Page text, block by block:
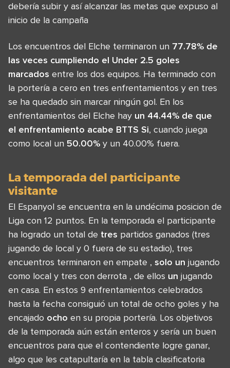
debería subir y así alcanzar las metas que expuso al
inicio de la campaña
Los encuentros del Elche terminaron un 77.78% de
las veces cumpliendo el Under 2.5 goles
marcados entre los dos equipos. Ha terminado con
la portería a cero en tres enfrentamientos y en tres
se ha quedado sin marcar ningún gol. En los
enfrentamientos del Elche hay un 44.44% de que
el enfrentamiento acabe BTTS Si, cuando juega
como local un 50.00% y un 40.00% fuera.
La temporada del participante
visitante
El Espanyol se encuentra en la undécima posicion de
Liga con 12 puntos. En la temporada el participante
ha logrado un total de tres partidos ganados (tres
jugando de local y 0 fuera de su estadio), tres
encuentros terminaron en empate , solo un jugando
como local y tres con derrota , de ellos un jugando
en casa. En estos 9 enfrentamientos celebrados
hasta la fecha consiguió un total de ocho goles y ha
encajado ocho en su propia portería. Los objetivos
de la temporada aún están enteros y sería un buen
encuentros para que el contendiente logre ganar,
algo que les catapultaría en la tabla clasificatoria